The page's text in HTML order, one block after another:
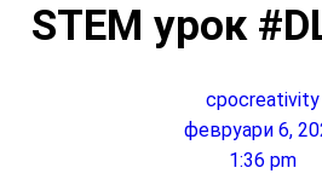
STEM урок
cpocreativity
февруари 6,
1:36 pm